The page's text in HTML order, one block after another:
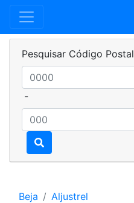
Pesquisar Código Postal
-
Beja
Aljustrel